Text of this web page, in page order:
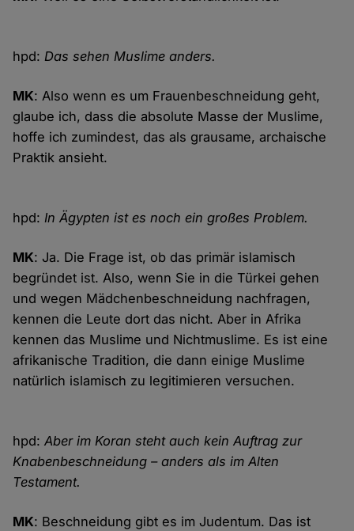
hpd:Das sehen Muslime anders.
MK: Also wenn es um Frauenbeschneidung geht,
glaube ich, dass die absolute Masse der Muslime,
hoffe ich zumindest, das als grausame, archaische
Praktik ansieht.
hpd:In Ägypten ist es noch ein großes Problem.
MK: Ja. Die Frage ist, ob das primär islamisch
begründet ist. Also, wenn Sie in die Türkei gehen
und wegen Mädchenbeschneidung nachfragen,
kennen die Leute dort das nicht. Aber in Afrika
kennen das Muslime und Nichtmuslime. Es ist eine
afrikanische Tradition, die dann einige Muslime
natürlich islamisch zu legitimieren versuchen.
hpd:Aber im Koran steht auch kein Auftrag zur
Knabenbeschneidung – anders als im Alten
Testament.
MK: Beschneidung gibt es im Judentum. Das ist